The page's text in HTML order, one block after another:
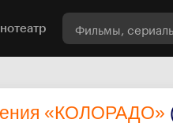
«КОЛОРАДО»